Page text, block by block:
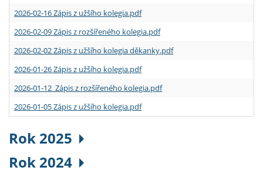
2026-02-16 Zápis z užšího kolegia.pdf
2026-02-09 Zápis z rozšířeného kolegia.pdf
2026-02-02 Zápis z užšího kolegia děkanky.pdf
2026-01-26 Zápis z užšího kolegia.pdf
2026-01-12 Zápis z rozšířeného kolegia.pdf
2026-01-05 Zápis z užšího kolegia.pdf
Rok 2025
Rok 2024